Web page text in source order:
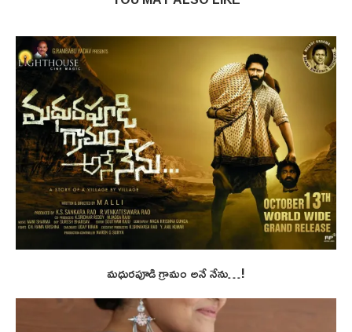
మధురపూడి గ్రామం అనే నేను…!